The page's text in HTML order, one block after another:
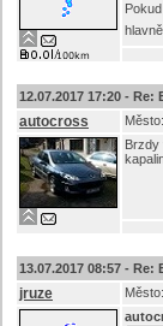
12.07.2017 17:20 - Re:
autocross Město:
Brzdy
13.07.2017 08:57 - Re:
jruze Město: